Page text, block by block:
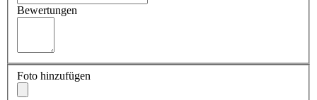
Bewertungen
Foto hinzufügen